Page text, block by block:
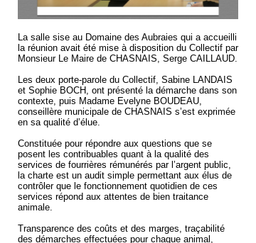
La salle sise au Domaine des Aubraies qui a accueilli
la réunion avait été mise à disposition du Collectif par
Monsieur Le Maire de CHASNAIS, Serge CAILLAUD.
Les deux porte-parole du Collectif, Sabine LANDAIS
et Sophie BOCH, ont présenté la démarche dans son
contexte, puis Madame Evelyne BOUDEAU,
conseillère municipale de CHASNAIS s’est exprimée
en sa qualité d’élue.
Constituée pour répondre aux questions que se
posent les contribuables quant à la qualité des
services de fourrières rémunérés par l’argent public,
la charte est un audit simple permettant aux élus de
contrôler que le fonctionnement quotidien de ces
services répond aux attentes de bien traitance
animale.
Transparence des coûts et des marges, traçabilité
des démarches effectuées pour chaque animal,